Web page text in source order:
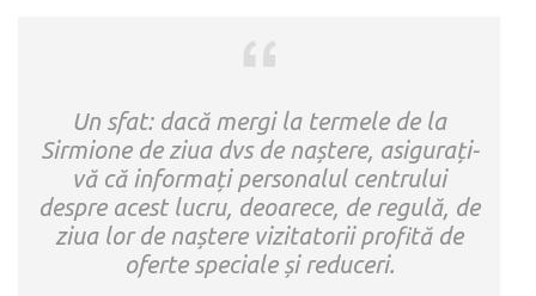
Un sfat: dacă mergi la termele de la
Sirmione de ziua dvs de naștere, asigurați-
vă că informați personalul centrului
despre acest lucru, deoarece, de regulă, de
ziua lor de naștere vizitatorii profită de
oferte speciale și reduceri.